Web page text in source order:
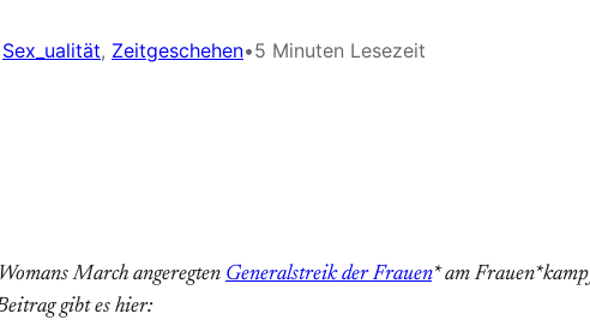
Sex_ualität, Zeitgeschehen•5 Minuten Lesezeit
March angeregten Generalstreik der Frauen* am
gibt es hier: